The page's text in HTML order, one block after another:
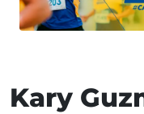
Kary